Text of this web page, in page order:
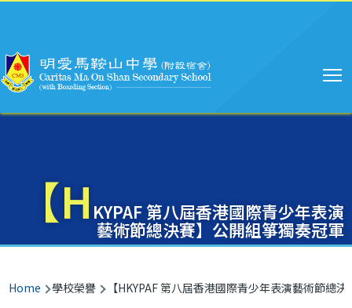
【H KYPAF 第八屆香港國際青少年表演
藝術節總決賽】公開組箏獨奏冠軍
Breadcrumb
Home 學校榮譽 【HKYPAF 第八屆香港國際青少年表演藝術節總